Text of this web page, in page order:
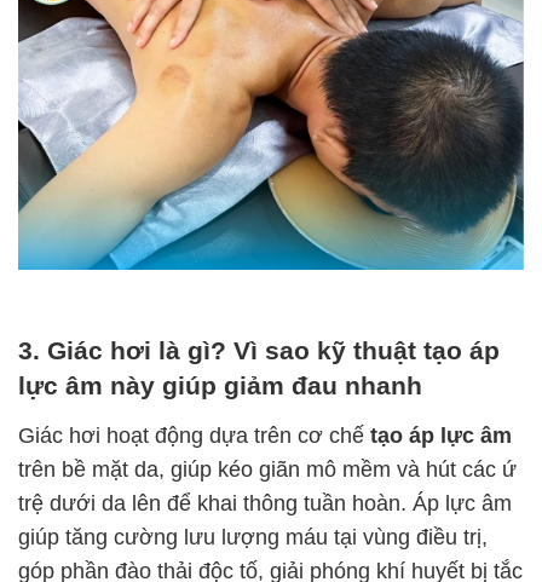
3. Giác hơi là gì? Vì sao kỹ thuật tạo áp
lực âm này giúp giảm đau nhanh
Giác hơi hoạt động dựa trên cơ chế tạo áp lực âm
trên bề mặt da, giúp kéo giãn mô mềm và hút các ứ
trệ dưới da lên để khai thông tuần hoàn. Áp lực âm
giúp tăng cường lưu lượng máu tại vùng điều trị,
góp phần đào thải độc tố, giải phóng khí huyết bị tắc